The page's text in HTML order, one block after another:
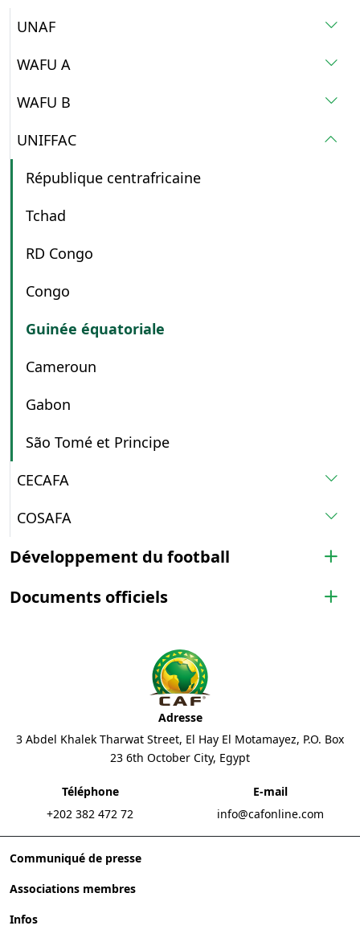
UNAF
WAFU A
WAFU B
UNIFFAC
République centrafricaine
Tchad
RD Congo
Congo
Guinée équatoriale
Cameroun
Gabon
São Tomé et Principe
CECAFA
COSAFA
Développement du football
Documents officiels
Communiqué de presse
Associations membres
Infos
Adresse
3 Abdel Khalek Tharwat Street, El Hay El Motamayez, P.O. Box
23 6th October City, Egypt
Téléphone
+202 382 472 72
E-mail
info@cafonline.com